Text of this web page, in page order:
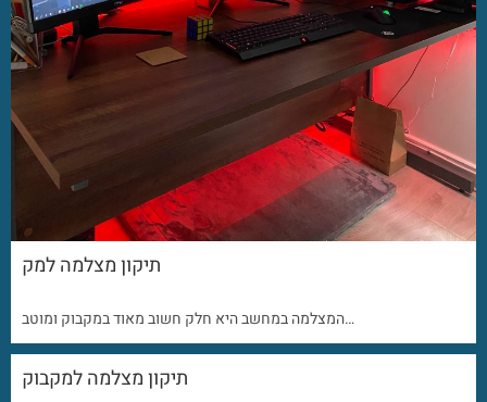
תיקון מצלמה למק
המצלמה במחשב היא חלק חשוב מאוד במקבוק ומוטב…
תיקון מצלמה למקבוק